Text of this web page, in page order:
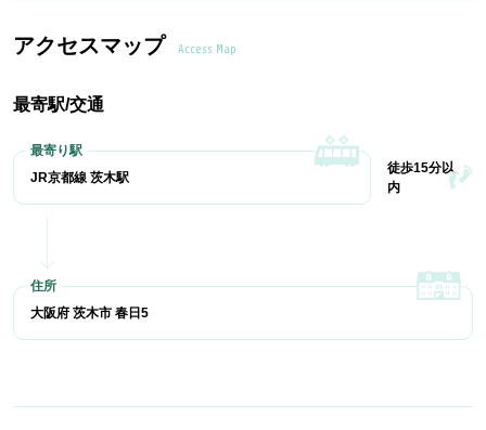
アクセスマップ Access Map
最寄駅/交通
JR京都線 茨木駅
徒歩15分以
内
大阪府 茨木市 春日5